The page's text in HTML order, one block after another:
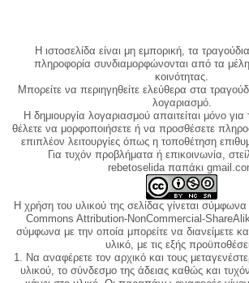
Η ιστοσελίδα είναι μη εμπορική, τα
πληροφορία συνδιαμορφώνονται από τα μέλη
κοινότητας.
Μπορείτε να περιηγηθείτε ελεύθερα στα
λογαριασμό.
Η δημιουργία λογαριασμού απαιτείται μόνο
θέλετε να μορφοποιήσετε ή να προσθέσετε
επιπλέον λειτουργίες όπως η τοποθέτηση
Για τυχόν προβλήματα ή επικοινωνία,
rebetoselida παπάκι
Η χρήση του υλικού της σελίδας γίνεται
Commons Attribution-NonCommercial-
σύμφωνα με την οποία μπορείτε να διανείμετε
υλικό, με τις εξής
1. Να αναφέρετε τον αρχικό και τους
υλικού, το σύνδεσμο της άδειας καθώς και